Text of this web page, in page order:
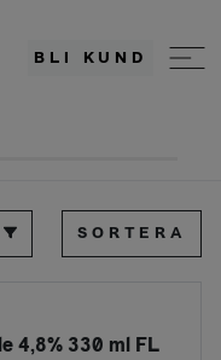
BLI KUND
SORTERA
4,8% 330 ml FL